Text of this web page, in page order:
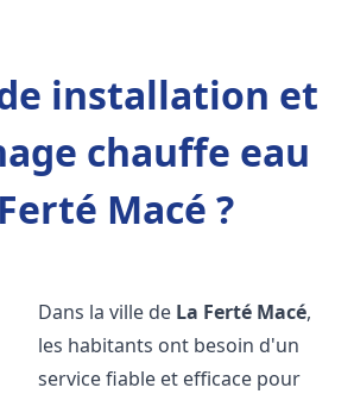
installation et
chauffe eau
Macé ?
Dans la ville de La Ferté Macé,
les habitants ont besoin d'un
service fiable et efficace pour